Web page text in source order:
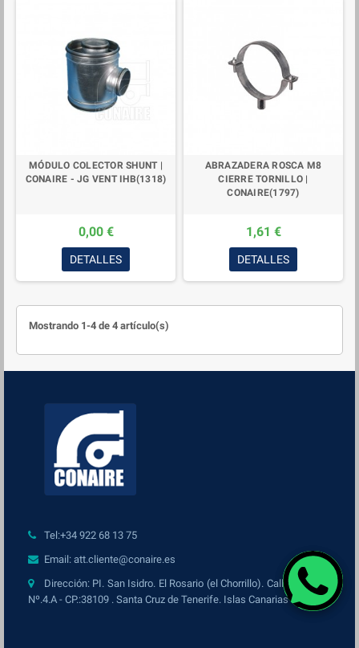
MÓDULO COLECTOR SHUNT |
CONAIRE - JG VENT IHB(1318)
0,00 €
DETALLES
ABRAZADERA ROSCA M8
CIERRE TORNILLO |
CONAIRE(1797)
1,61 €
DETALLES
Mostrando 1-4 de 4 artículo(s)
Tel:+34 922 68 13 75
Email: att.cliente@conaire.es
Dirección: PI. San Isidro. El Rosario (el Chorrillo). Calle (O) Diesel ,
Nº.4.A - CP.:38109 . Santa Cruz de Tenerife. Islas Canarias . España.